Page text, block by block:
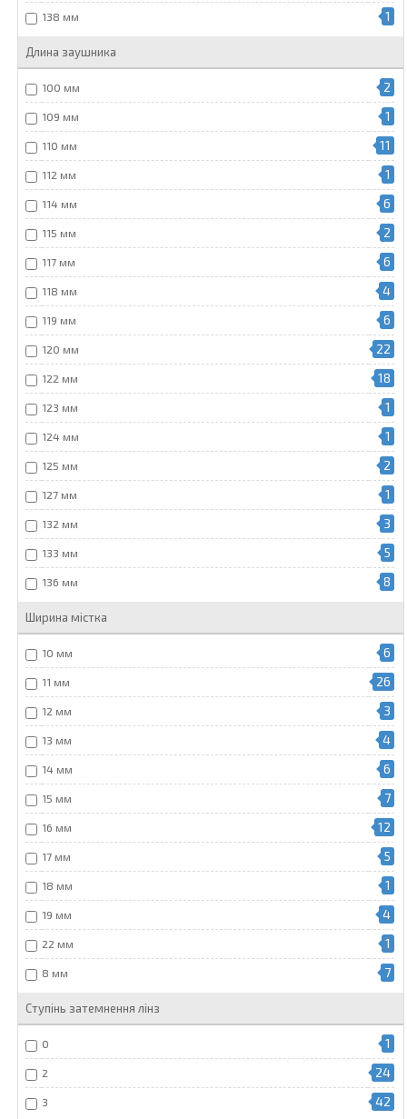
138 мм 1
Длина заушника
100 мм 2
109 мм 1
110 мм 11
112 мм 1
114 мм 6
115 мм 2
117 мм 6
118 мм 4
119 мм 6
120 мм 22
122 мм 18
123 мм 1
124 мм 1
125 мм 2
127 мм 1
132 мм 3
133 мм 5
136 мм 8
Ширина містка
10 мм 6
11 мм 26
12 мм 3
13 мм 4
14 мм 6
15 мм 7
16 мм 12
17 мм 5
18 мм 1
19 мм 4
22 мм 1
8 мм 7
Ступінь затемнення лінз
0 1
2 24
3 42